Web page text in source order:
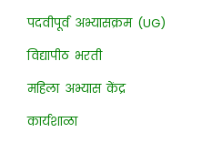
पदवीपूर्व अभ्यासक्रम (UG)
विद्यापीठ भरती
महिला अभ्यास केंद्र
कार्यशाळा